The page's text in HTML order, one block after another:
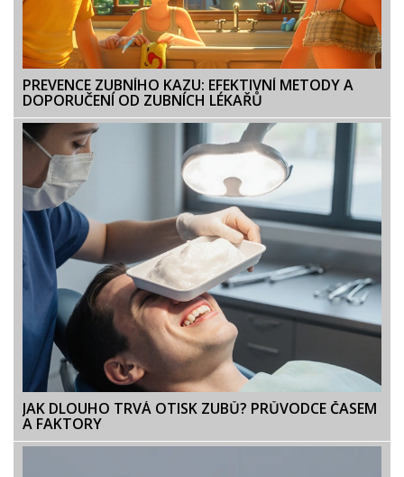
PREVENCE ZUBNÍHO KAZU: EFEKTIVNÍ METODY A
DOPORUČENÍ OD ZUBNÍCH LÉKAŘŮ
JAK DLOUHO TRVÁ OTISK ZUBŮ? PRŮVODCE ČASEM
A FAKTORY